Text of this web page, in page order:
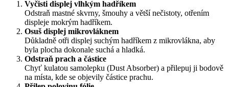
Vyčisti displej vlhkým hadříkem
Odstraň mastné skvrny, šmouhy a větší nečistoty, otřením
displeje mokrým hadříkem.
Osuš displej mikrovláknem
Důkladně otři displej suchým hadříkem z mikrovlákna, aby
byla plocha dokonale suchá a hladká.
Odstraň prach a částice
Chyť kulatou samolepku (Dust Absorber) a přilepuj ji bodově
na místa, kde se objevily částice prachu.